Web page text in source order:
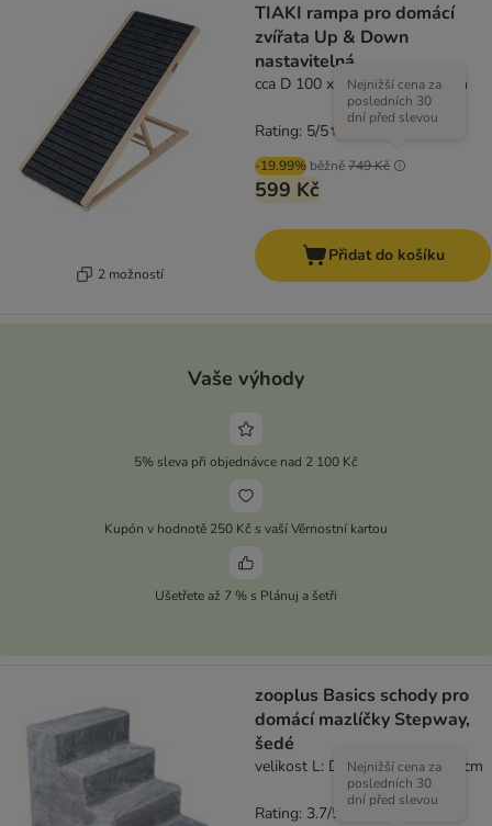
2 možností
TIAKI rampa pro domácí
zvířata Up & Down
nastavitelná
cca D 100 x Š 40 x V 32-60 cm
-19.99% běžně749 Kč
Nejnižší cena za
posledních 30
dní před slevou
599 Kč
Rating: 5/5
Přidat do košíku
Vaše výhody
5% sleva při objednávce nad 2 100 Kč
Kupón v hodnotě 250 Kč s vaší Věrnostní kartou
Ušetřete až 7 % s Plánuj a šetři
zooplus Basics schody pro
domácí mazlíčky Stepway,
šedé
velikost L: D 65 x Š 51 x V 60 cm
Nejnižší cena za
posledních 30
dní před slevou
Rating: 3.7/5